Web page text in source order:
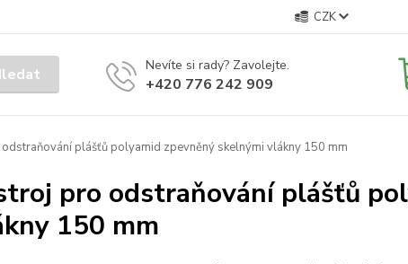
CZK
Nevíte si rady? Zavolejte.
+420 776 242 909
plášťů polyamid zpevněný skelnými vlákny 150 mm
pro odstraňování plášťů
150 mm